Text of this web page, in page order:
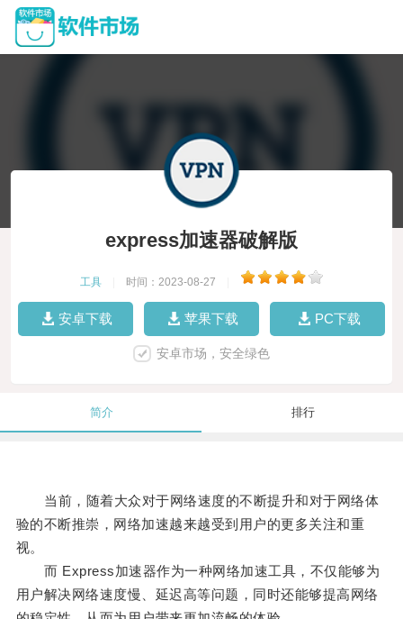
express加速器破解版
工具 时间：2023-08-27
安卓下载 苹果下载 PC下载
安卓市场，安全绿色
简介 排行
当前，随着大众对于网络速度的不断提升和对于网络体
验的不断推崇，网络加速越来越受到用户的更多关注和重
视。
而 Express加速器作为一种网络加速工具，不仅能够为
用户解决网络速度慢、延迟高等问题，同时还能够提高网络